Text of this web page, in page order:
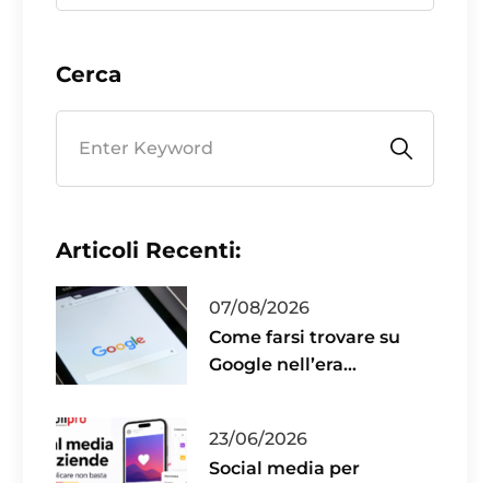
Cerca
Articoli Recenti:
07/08/2026
Come farsi trovare su
Google nell’era
23/06/2026
Social media per